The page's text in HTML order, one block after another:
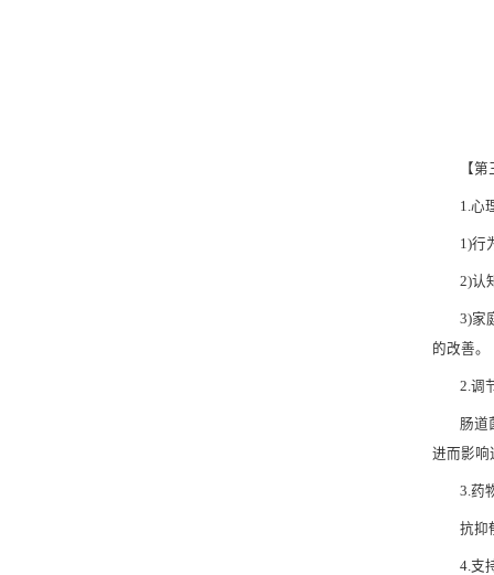
【
1.心
1)行
2)认
3)家
的改善。
2.调
肠道
进而影响
3.药
抗抑
4.支